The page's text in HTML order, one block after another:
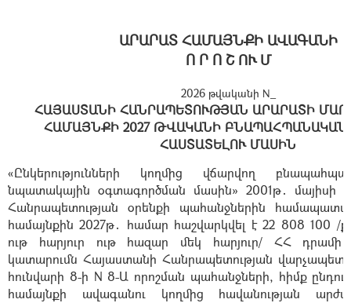
ԱՐԱՐԱՏ ՀԱՄԱՅՆՔԻ ԱՎԱԳԱՆԻ
Ո Ր Ո Շ ՈՒ Մ
2026 թվականի N_
ՀԱՅԱՍՏԱՆԻ ՀԱՆՐԱՊԵՏՈՒԹՅԱՆ ԱՐԱՐԱՏԻ
ՀԱՄԱՅՆՔԻ 2027 ԹՎԱԿԱՆԻ ԲՆԱՊԱՀՊԱՆԱԿԱՆ
ՀԱՍՏԱՏԵԼՈՒ ՄԱՍԻՆ
«Ընկերությունների կողմից վճարվող
նպատակային օգտագործման մասին» 2001թ․ մայիսի
Հանրապետության օրենքի պահանջներին
համայնքին 2027թ․ համար հաշվարկվել է 22 808 100 /
ութ հարյուր ութ հազար մեկ հարյուր/ ՀՀ դրամի
կատարումն Հայաստանի Հանրապետության
հունվարի 8-ի N 8-Ա որոշման պահանջների, հիմք
համայնքի ավագանու կողմից հավանության